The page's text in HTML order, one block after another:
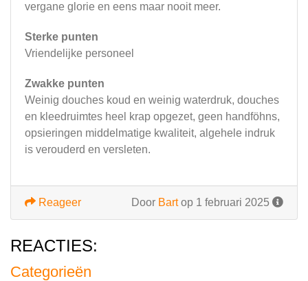
Categorieën
vergane glorie en eens maar nooit meer.
Sterke punten
Vriendelijke personeel
Zwakke punten
Weinig douches koud en weinig waterdruk, douches
en kleedruimtes heel krap opgezet, geen handföhns,
opsieringen middelmatige kwaliteit, algehele indruk
is verouderd en versleten.
Door Bartop 1 februari 2025
Reageer
REACTIES: